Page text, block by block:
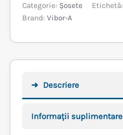
PYTHON
ALBE
Categorie: Șosete Etichetă:
Brand: Vibor-A
Descriere
Informații suplimentare